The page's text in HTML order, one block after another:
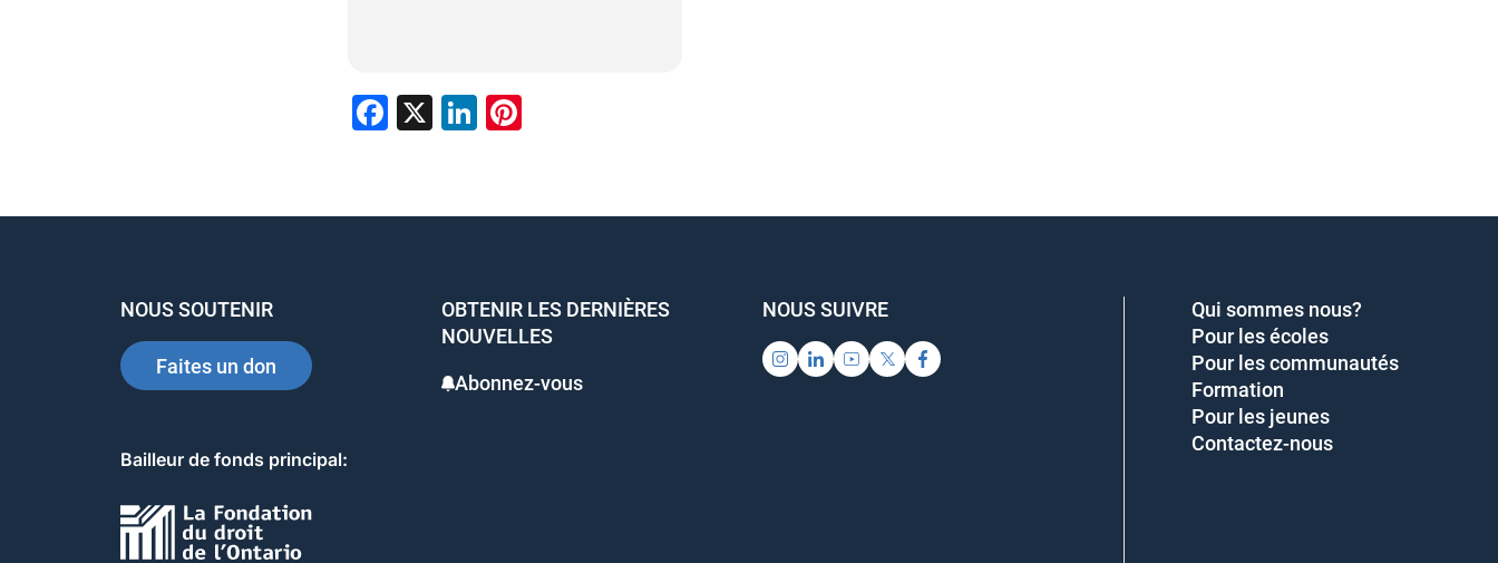
Facebook
X LinkedIn
NOUS SOUTENIR
Faites un don
OBTENIR LES DERNIÈRES
NOUVELLES
Abonnez-vous
NOUS SUIVRE
Bailleur de fonds principal:
Qui sommes nous?
Pour les écoles
Pour les communautés
Formation
Pour les jeunes
Contactez-nous